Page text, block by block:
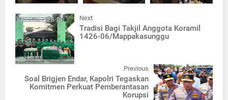
Next
Tradisi Bagi Takjil Anggota Koramil
1426-06/Mappakasunggu
Previous
Soal Brigjen Endar, Kapolri Tegaskan
Komitmen Perkuat Pemberantasan
Korupsi